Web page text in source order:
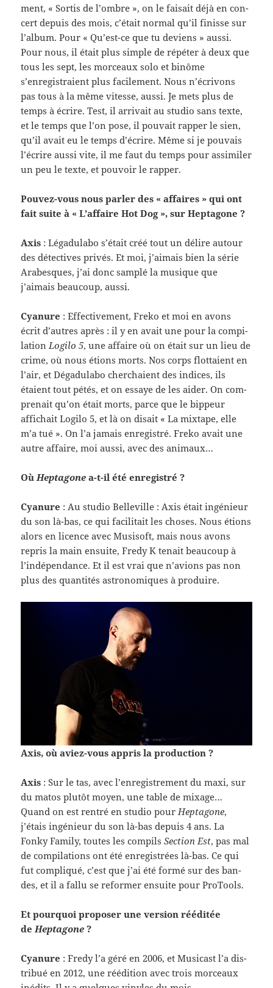
ment, « Sor­tis de l’ombre », on le fai­sait déjà en con­
cert depuis des mois, c’était nor­mal qu’il finisse sur
l’album. Pour « Qu’est-ce que tu deviens » aussi.
Pour nous, il était plus sim­ple de répéter à deux que
tous les sept, les morceaux solo et binôme
s’enregistraient plus facile­ment. Nous n’écrivons
pas tous à la même vitesse, aussi. Je mets plus de
temps à écrire. Test, il arrivait au stu­dio sans texte,
et le temps que l’on pose, il pou­vait rap­per le sien,
qu’il avait eu le temps d’écrire. Même si je pou­vais
l’écrire aussi vite, il me faut du temps pour assim­i­ler
un peu le texte, et pou­voir le rapper.
Pouvez-​vous nous par­ler des « affaires » qui ont
fait suite à « L’affaire Hot Dog », sur Heptagone ?
Axis : Légadu­labo s’était créé tout un délire autour
des détec­tives privés. Et moi, j’aimais bien la série
Arabesques, j’ai donc sam­plé la musique que
j’aimais beau­coup, aussi.
Cya­nure : Effec­tive­ment, Freko et moi en avons
écrit d’autres après : il y en avait une pour la com­pi­
la­tion Logilo 5, une affaire où on était sur un lieu de
crime, où nous étions morts. Nos corps flot­taient en
l’air, et Dégadu­labo cher­chaient des indices, ils
étaient tout pétés, et on essaye de les aider. On com­
pre­nait qu’on était morts, parce que le bippeur
affichait Logilo 5, et là on dis­ait « La mix­tape, elle
m’a tué ». On l’a jamais enreg­istré. Freko avait une
autre affaire, moi aussi, avec des animaux…
Où Hep­tagone a-​t-​il été enregistré ?
Cya­nure : Au stu­dio Belleville : Axis était ingénieur
du son là-​bas, ce qui facil­i­tait les choses. Nous étions
alors en licence avec Musisoft, mais nous avons
repris la main ensuite, Fredy K tenait beau­coup à
l’indépendance. Et il est vrai que n’avions pas non
plus des quan­tités astronomiques à produire.
Axis, où aviez-​vous appris la pro­duc­tion ?
Axis : Sur le tas, avec l’enregistrement du maxi, sur
du matos plutôt moyen, une table de mix­age…
Quand on est ren­tré en stu­dio pourHep­tagone,
j’étais ingénieur du son là-​bas depuis 4 ans. La
Fonky Fam­ily, toutes les com­pilsSec­tion Est, pas mal
de com­pi­la­tions ont été enreg­istrées là-​bas. Ce qui
fut com­pliqué, c’est que j’ai été formé sur des ban­
des, et il a fallu se reformer ensuite pour ProTools.
Et pourquoi pro­poser une ver­sion rééditée
deHep­tagone ?
Cya­nure : Fredy l’a géré en 2006, et Musi­cast l’a dis­
tribué en 2012, une réédi­tion avec trois morceaux